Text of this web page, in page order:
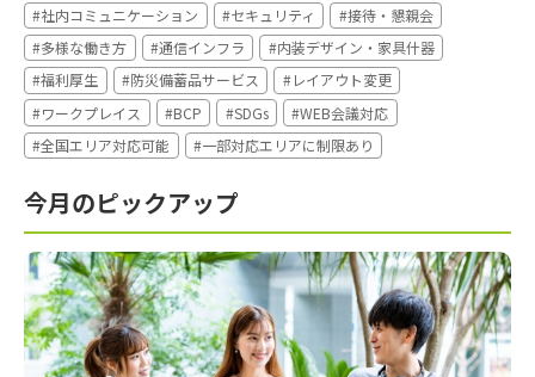
#社内コミュニケーション
#セキュリティ
#接待・懇親会
#多様な働き方
#通信インフラ
#内装デザイン・家具什器
#福利厚生
#防災備蓄品サービス
#レイアウト変更
#ワークプレイス
#BCP #SDGs
#WEB会議対応
#全国エリア対応可能
#一部対応エリアに制限あり
今月のピックアップ